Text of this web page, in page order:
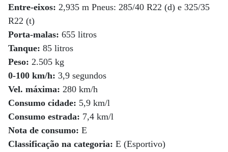
Entre-eixos: 2,935 m Pneus: 285/40 R22 (d) e 325/35
R22 (t)
Porta-malas: 655 litros
Tanque: 85 litros
Peso: 2.505 kg
0-100 km/h: 3,9 segundos
Vel. máxima: 280 km/h
Consumo cidade: 5,9 km/l
Consumo estrada: 7,4 km/l
Nota de consumo: E
Classificação na categoria: E (Esportivo)